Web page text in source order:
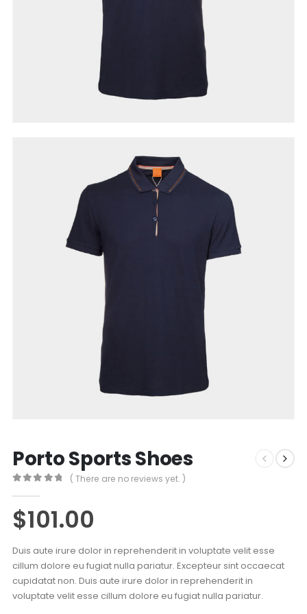
Porto Sports Shoes
( There are no reviews yet. )
$101.00
Duis aute irure dolor in reprehenderit in voluptate velit esse
cillum dolore eu fugiat nulla pariatur. Excepteur sint occaecat
cupidatat non. Duis aute irure dolor in reprehenderit in
voluptate velit esse cillum dolore eu fugiat nulla pariatur.